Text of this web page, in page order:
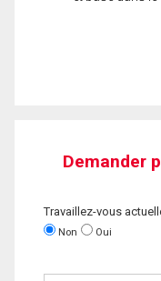
Demander
Travaillez-vous
Non Oui